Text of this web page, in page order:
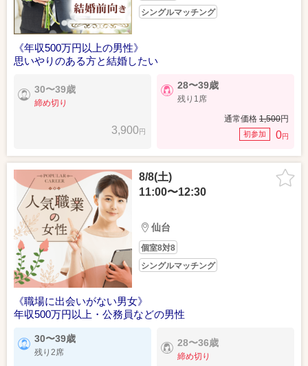
シングルマッチング
《年収500万円以上の男性》
思いやりのある方と結婚したい
30〜39歳
締め切り
3,900円
28〜39歳
残り1席
通常価格 1,500円
初参加 0円
8/8(土)
11:00〜12:30
仙台
個室8対8
シングルマッチング
《職場に出会いがない男女》
年収500万円以上・公務員などの男性
30〜39歳
残り2席
28〜36歳
締め切り